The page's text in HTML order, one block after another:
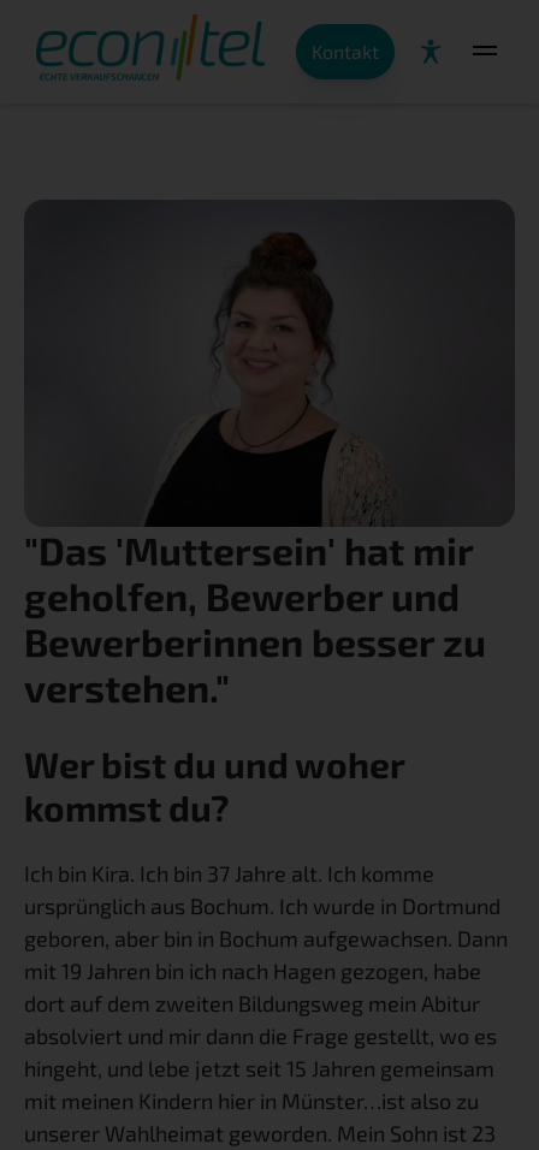
Kontakt
"Das 'Muttersein' hat mir
geholfen, Bewerber und
Bewerberinnen besser zu
verstehen."
Wer bist du und woher
kommst du?
Ich bin Kira. Ich bin 37 Jahre alt. Ich komme
ursprünglich aus Bochum. Ich wurde in Dortmund
geboren, aber bin in Bochum aufgewachsen. Dann
mit 19 Jahren bin ich nach Hagen gezogen, habe
dort auf dem zweiten Bildungsweg mein Abitur
absolviert und mir dann die Frage gestellt, wo es
hingeht, und lebe jetzt seit 15 Jahren gemeinsam
mit meinen Kindern hier in Münster…ist also zu
unserer Wahlheimat geworden. Mein Sohn ist 23